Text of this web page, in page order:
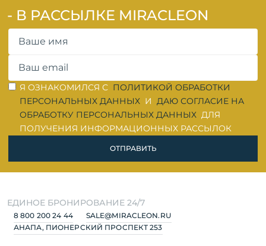
- В РАССЫЛКЕ MIRACLEON
ОШИБКА ЗАПОЛНЕНИЯ
ОШИБКА ЗАПОЛНЕНИЯ
Я ОЗНАКОМИЛСЯ С ПОЛИТИКОЙ ОБРАБОТКИ
ПЕРСОНАЛЬНЫХ ДАННЫХ И ДАЮ СОГЛАСИЕ НА
ОБРАБОТКУ ПЕРСОНАЛЬНЫХ ДАННЫХ ДЛЯ
ПОЛУЧЕНИЯ ИНФОРМАЦИОННЫХ РАССЫЛОК
ОТПРАВИТЬ
ЕДИНОЕ БРОНИРОВАНИЕ 24/7
8 800 200 24 44
SALE@MIRACLEON.RU
АНАПА, ПИОНЕРСКИЙ ПРОСПЕКТ 253